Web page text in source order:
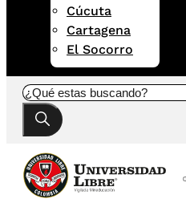
Cúcuta
Cartagena
El Socorro
Buscar